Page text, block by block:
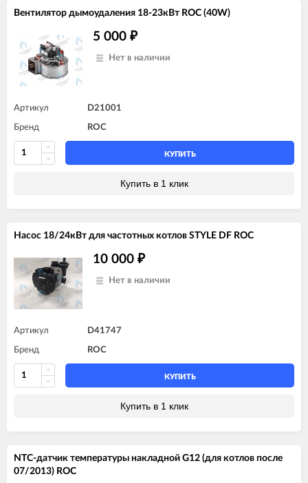
Вентилятор дымоудаления 18-23кВт ROC (40W)
5 000 ₽
Нет в наличии
Артикул D21001
Бренд ROC
КУПИТЬ
Купить в 1 клик
Насос 18/24кВт для частотных котлов STYLE DF ROC
10 000 ₽
Нет в наличии
Артикул D41747
Бренд ROC
КУПИТЬ
Купить в 1 клик
NTC-датчик температуры накладной G12 (для котлов после
07/2013) ROC